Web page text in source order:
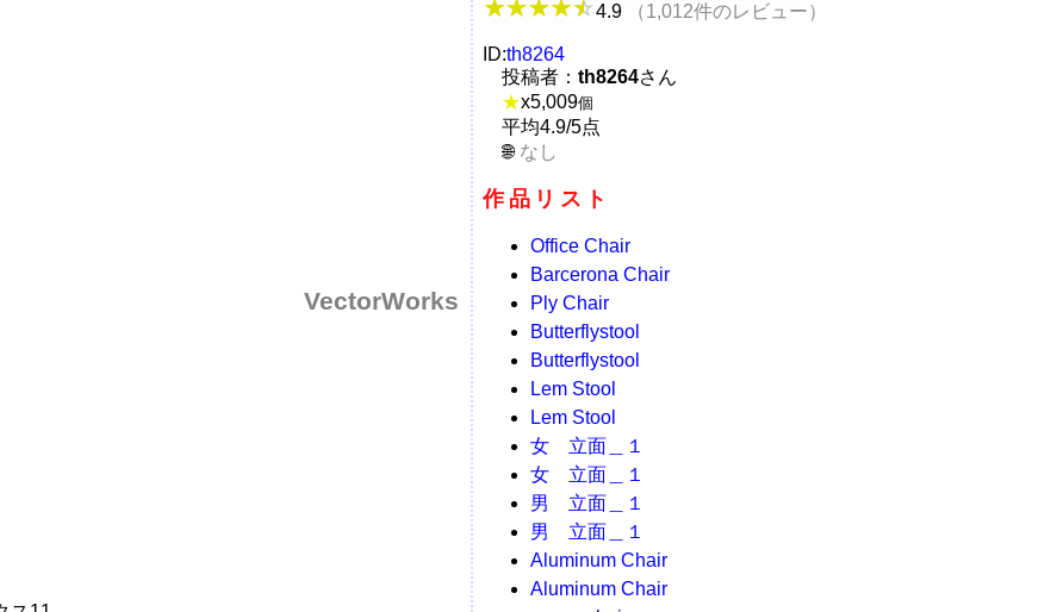
VectorWorks
4.9 （1,012件のレビュー）
ID:th8264
投稿者： th8264さん
★x5,009個
平均4.9/5点
なし
作品リスト
Office Chair
Barcerona Chair
Ply Chair
Butterflystool
Butterflystool
Lem Stool
Lem Stool
女 立面＿１
女 立面＿１
男 立面＿１
男 立面＿１
Aluminum Chair
Aluminum Chair